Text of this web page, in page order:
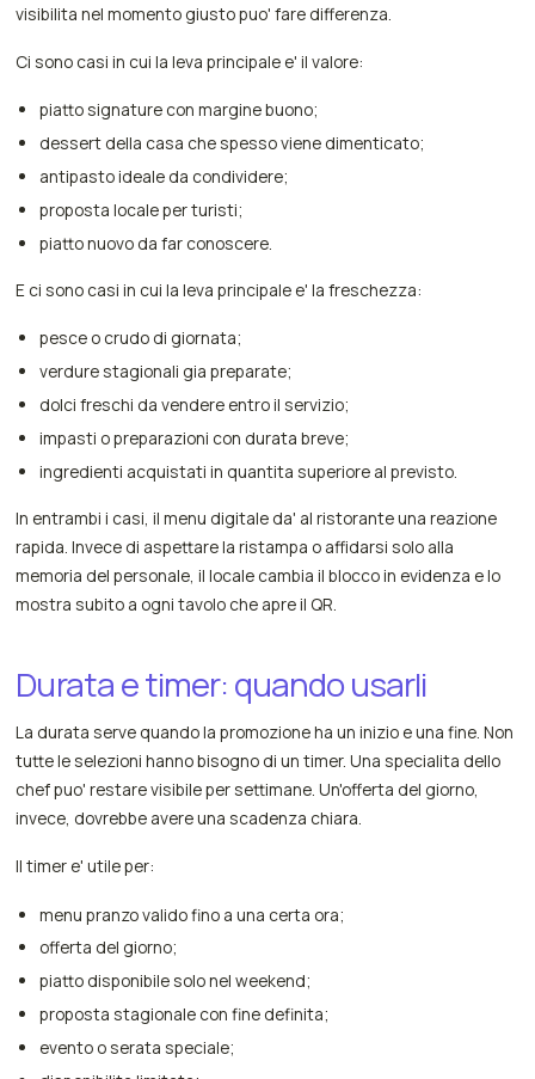
visibilita nel momento giusto puo' fare differenza.
Ci sono casi in cui la leva principale e' il valore:
piatto signature con margine buono;
dessert della casa che spesso viene dimenticato;
antipasto ideale da condividere;
proposta locale per turisti;
piatto nuovo da far conoscere.
E ci sono casi in cui la leva principale e' la freschezza:
pesce o crudo di giornata;
verdure stagionali gia preparate;
dolci freschi da vendere entro il servizio;
impasti o preparazioni con durata breve;
ingredienti acquistati in quantita superiore al previsto.
In entrambi i casi, il menu digitale da' al ristorante una reazione
rapida. Invece di aspettare la ristampa o affidarsi solo alla
memoria del personale, il locale cambia il blocco in evidenza e lo
mostra subito a ogni tavolo che apre il QR.
Durata e timer: quando usarli
La durata serve quando la promozione ha un inizio e una fine. Non
tutte le selezioni hanno bisogno di un timer. Una specialita dello
chef puo' restare visibile per settimane. Un'offerta del giorno,
invece, dovrebbe avere una scadenza chiara.
Il timer e' utile per:
menu pranzo valido fino a una certa ora;
offerta del giorno;
piatto disponibile solo nel weekend;
proposta stagionale con fine definita;
evento o serata speciale;